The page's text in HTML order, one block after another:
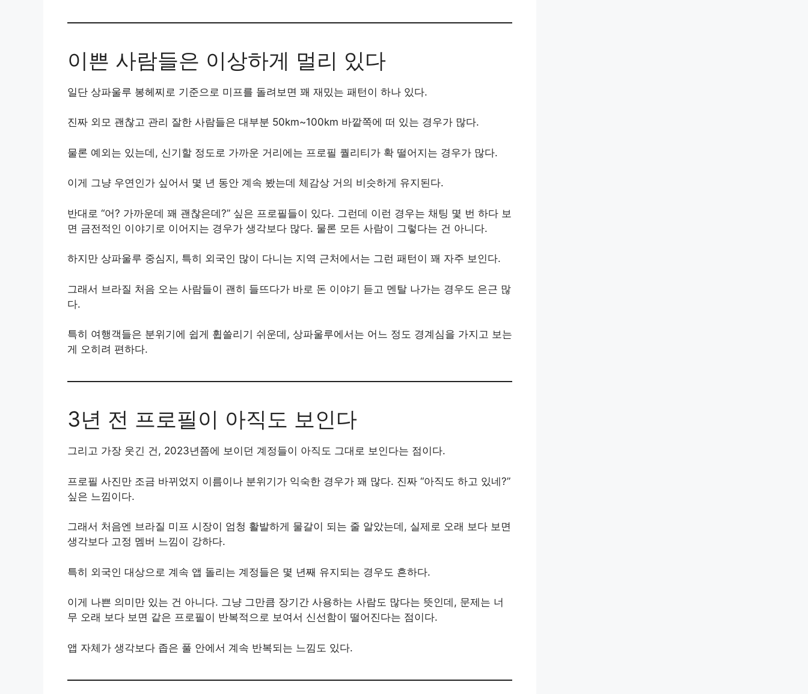
이쁜 사람들은 이상하게 멀리 있다
일단 상파울루 봉헤찌로 기준으로 미프를 돌려보면 꽤 재밌는 패턴이 하나 있다.
진짜 외모 괜찮고 관리 잘한 사람들은 대부분 50km~100km 바깥쪽에 떠 있는 경우가 많다.
물론 예외는 있는데, 신기할 정도로 가까운 거리에는 프로필 퀄리티가 확 떨어지는 경우가 많다.
이게 그냥 우연인가 싶어서 몇 년 동안 계속 봤는데 체감상 거의 비슷하게 유지된다.
반대로 “어? 가까운데 꽤 괜찮은데?” 싶은 프로필들이 있다. 그런데 이런 경우는 채팅 몇 번 하다 보
면 금전적인 이야기로 이어지는 경우가 생각보다 많다. 물론 모든 사람이 그렇다는 건 아니다.
하지만 상파울루 중심지, 특히 외국인 많이 다니는 지역 근처에서는 그런 패턴이 꽤 자주 보인다.
그래서 브라질 처음 오는 사람들이 괜히 들뜨다가 바로 돈 이야기 듣고 멘탈 나가는 경우도 은근 많
다.
특히 여행객들은 분위기에 쉽게 휩쓸리기 쉬운데, 상파울루에서는 어느 정도 경계심을 가지고 보는
게 오히려 편하다.
3년 전 프로필이 아직도 보인다
그리고 가장 웃긴 건, 2023년쯤에 보이던 계정들이 아직도 그대로 보인다는 점이다.
프로필 사진만 조금 바뀌었지 이름이나 분위기가 익숙한 경우가 꽤 많다. 진짜 “아직도 하고 있네?”
싶은 느낌이다.
그래서 처음엔 브라질 미프 시장이 엄청 활발하게 물갈이 되는 줄 알았는데, 실제로 오래 보다 보면
생각보다 고정 멤버 느낌이 강하다.
특히 외국인 대상으로 계속 앱 돌리는 계정들은 몇 년째 유지되는 경우도 흔하다.
이게 나쁜 의미만 있는 건 아니다. 그냥 그만큼 장기간 사용하는 사람도 많다는 뜻인데, 문제는 너
무 오래 보다 보면 같은 프로필이 반복적으로 보여서 신선함이 떨어진다는 점이다.
앱 자체가 생각보다 좁은 풀 안에서 계속 반복되는 느낌도 있다.